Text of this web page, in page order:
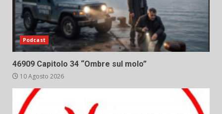
Podcast
46909 Capitolo 34 “Ombre sul molo”
10 Agosto 2026